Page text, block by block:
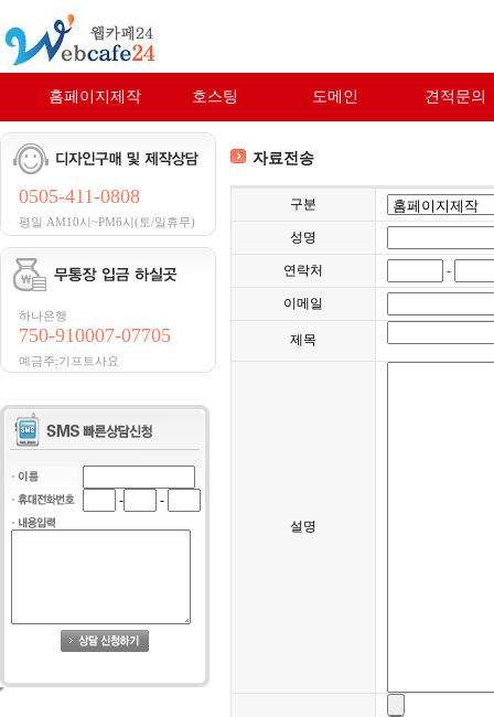
홈페이지제작 호스팅 도메인 견적문의
0505-411-0808
평일 AM10시~PM6시(토/일휴무)
하나은행
750-910007-07705
예금주:기프트사요
- -
자료전송
구분
성명
연락처 -
이메일
제목
설명